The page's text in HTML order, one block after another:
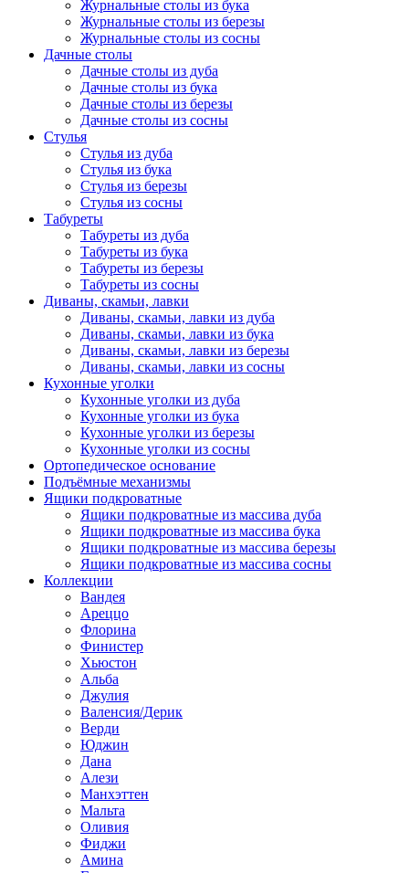
Журнальные столы из бука
Журнальные столы из березы
Журнальные столы из сосны
Дачные столы
Дачные столы из дуба
Дачные столы из бука
Дачные столы из березы
Дачные столы из сосны
Стулья
Стулья из дуба
Стулья из бука
Стулья из березы
Стулья из сосны
Табуреты
Табуреты из дуба
Табуреты из бука
Табуреты из березы
Табуреты из сосны
Диваны, скамьи, лавки
Диваны, скамьи, лавки из дуба
Диваны, скамьи, лавки из бука
Диваны, скамьи, лавки из березы
Диваны, скамьи, лавки из сосны
Кухонные уголки
Кухонные уголки из дуба
Кухонные уголки из бука
Кухонные уголки из березы
Кухонные уголки из сосны
Ортопедическое основание
Подъёмные механизмы
Ящики подкроватные
Ящики подкроватные из массива дуба
Ящики подкроватные из массива бука
Ящики подкроватные из массива березы
Ящики подкроватные из массива сосны
Коллекции
Вандея
Ареццо
Флорина
Финистер
Хьюстон
Альба
Джулия
Валенсия/Дерик
Верди
Юджин
Дана
Алези
Манхэттен
Мальта
Оливия
Фиджи
Амина